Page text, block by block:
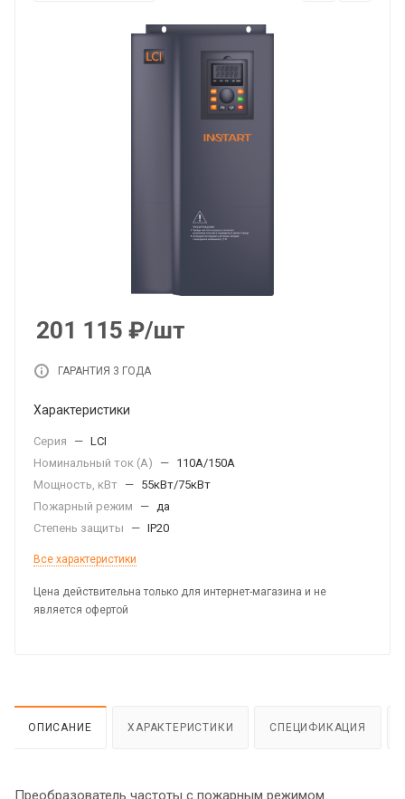
201 115 ₽/шт
ГАРАНТИЯ 3 ГОДА
Характеристики
Серия — LCI
Номинальный ток (А)
— 110А/150А
Мощность, кВт — 55кВт/75кВт
Пожарный режим
— да
Степень защиты
— IP20
Все характеристики
Цена действительна только для интернет-магазина и не
является офертой
ОПИСАНИЕ ХАРАКТЕРИСТИКИ СПЕЦИФИКАЦИЯ
Преобразователь частоты с пожарным режимом.